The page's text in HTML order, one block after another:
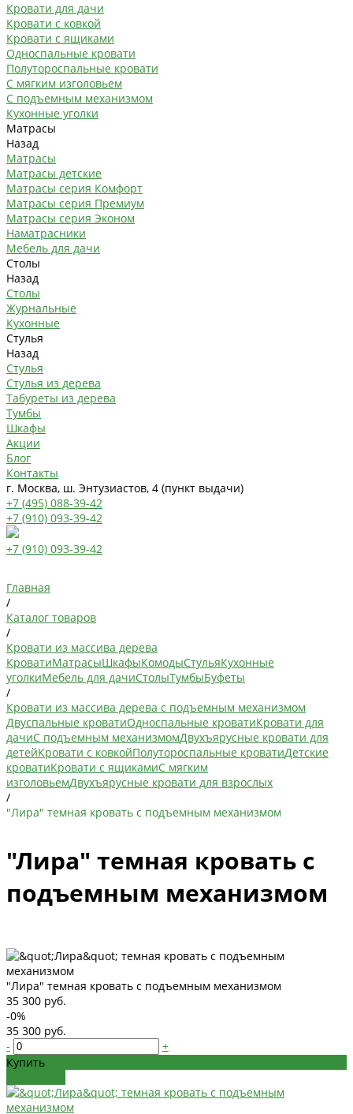
Кровати для дачи
Кровати с ковкой
Кровати с ящиками
Односпальные кровати
Полутороспальные кровати
С мягким изголовьем
С подъемным механизмом
Кухонные уголки
Матрасы
Назад
Матрасы
Матрасы детские
Матрасы серия Комфорт
Матрасы серия Премиум
Матрасы серия Эконом
Наматрасники
Мебель для дачи
Столы
Назад
Столы
Журнальные
Кухонные
Стулья
Назад
Стулья
Стулья из дерева
Табуреты из дерева
Тумбы
Шкафы
Акции
Блог
Контакты
г. Москва, ш. Энтузиастов, 4 (пункт выдачи)
+7 (495) 088-39-42
+7 (910) 093-39-42
+7 (910) 093-39-42
Главная
/
Каталог товаров
/
Кровати из массива дерева
КроватиМатрасыШкафыКомодыСтульяКухонные
уголкиМебель для дачиСтолыТумбыБуфеты
/
Кровати из массива дерева с подъемным механизмом
Двуспальные кроватиОдноспальные кроватиКровати для
дачиС подъемным механизмомДвухъярусные кровати для
детейКровати с ковкойПолутороспальные кроватиДетские
кроватиКровати с ящикамиС мягким
изголовьемДвухъярусные кровати для взрослых
/
"Лира" темная кровать с подъемным механизмом
"Лира" темная кровать с
подъемным механизмом
"Лира" темная кровать с подъемным механизмом
35 300 руб.
-0%
35 300 руб.
-
+
Купить